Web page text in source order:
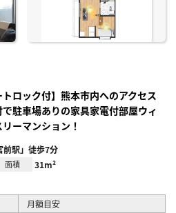
トロック付】熊本市内へのアクセス
駐車場ありの家具家電付部屋ウィ
ーマンション！
前駅」徒歩7分
面積 31m²
月額目安